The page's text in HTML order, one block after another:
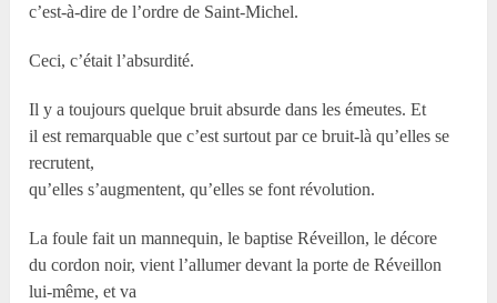
c’est-à-dire de l’ordre de Saint-Michel.
Ceci, c’était l’absurdité.
Il y a toujours quelque bruit absurde dans les émeutes. Et
il est remarquable que c’est surtout par ce bruit-là qu’elles se
recrutent,
qu’elles s’augmentent, qu’elles se font révolution.
La foule fait un mannequin, le baptise Réveillon, le décore
du cordon noir, vient l’allumer devant la porte de Réveillon
lui-même, et va